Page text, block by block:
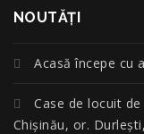
NOUTĂŢI
Acasă începe cu
Case de locuit
Chișinău, or.